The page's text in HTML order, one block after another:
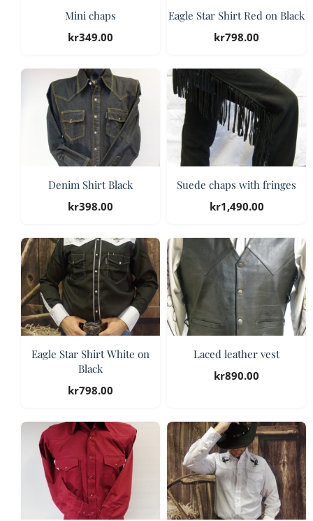
Mini chaps
kr349.00
Eagle Star Shirt Red on Black
kr798.00
Denim Shirt Black
kr398.00
Suede chaps with fringes
kr1,490.00
Eagle Star Shirt White on
Black
kr798.00
Laced leather vest
kr890.00